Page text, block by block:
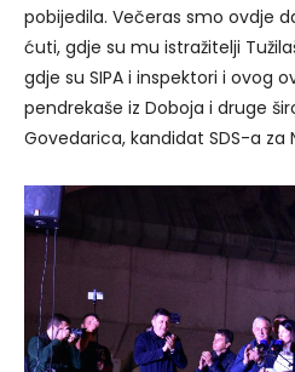
pobijedila. Večeras smo ovdje
ćuti, gdje su mu istražitelji
gdje su SIPA i inspektori i ovog
pendrekaše iz Doboja i druge
Govedarica, kandidat SDS-a za